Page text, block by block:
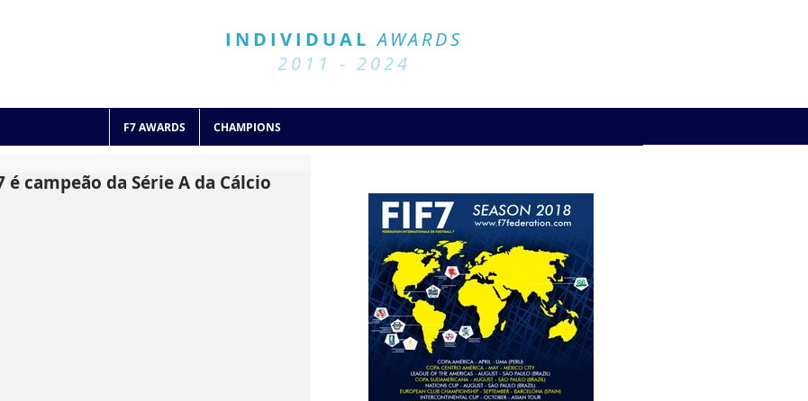
INDIVIDUAL AWARDS
2011 - 2024
F7 AWARDS CHAMPIONS
é campeão da Série A da Cálcio